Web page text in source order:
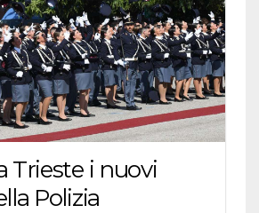
Trieste i nuovi
Polizia